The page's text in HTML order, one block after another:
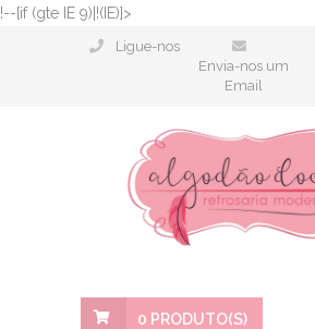
!--[if (gte IE 9)|!(IE)]>
Ligue-nos
Envia-nos um
Email
0 PRODUTO(S)